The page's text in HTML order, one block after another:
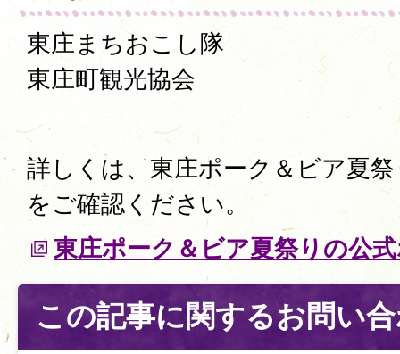
東庄まちおこし隊
東庄町観光協会
詳しくは、東庄ポーク＆ビア夏
をご確認ください。
東庄ポーク＆ビア夏祭りの公
この記事に関するお問い